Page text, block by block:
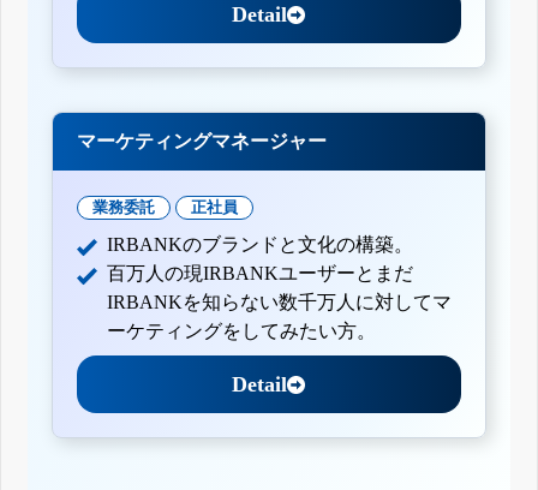
Detail
マーケティングマネージャー
業務委託 正社員
IRBANKのブランドと文化の構築。
百万人の現IRBANKユーザーとまだ
IRBANKを知らない数千万人に対してマ
ーケティングをしてみたい方。
Detail